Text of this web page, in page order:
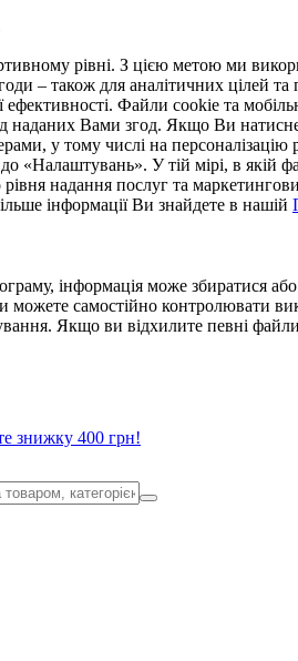
рівні. З цією метою ми
– також для аналітичних цілей
Файли cookie та
наданих Вами згод. Якщо Ви
у тому числі на
«Налаштувань». У тій мірі, в
рівня надання послуг та
інформації Ви знайдете в нашій
інформація може збиратися
самостійно контролювати
Якщо ви відхилите певні
знижку 400 грн!